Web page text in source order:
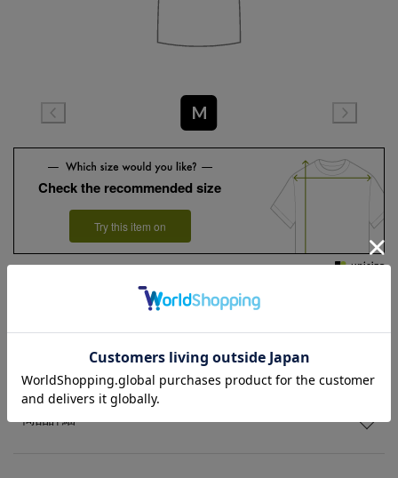
M
Check the recommended size
Try this item on
商品詳細